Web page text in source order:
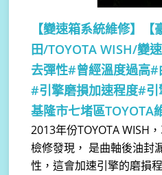
【變速箱系統維修】
田/TOYOTA WISH/變
去彈性#曾經溫度過高
#引擎磨損加速程度#
基隆市七堵區TOYOTA
2013年份TOYOTA WISH
檢修發現， 是曲軸後油封
性，這會加速引擎的磨損